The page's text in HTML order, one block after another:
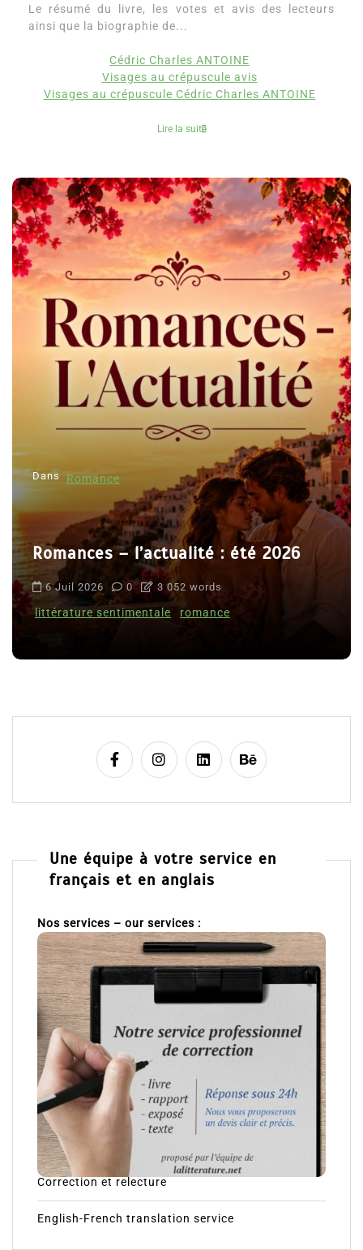
Le résumé du livre, les votes et avis des lecteurs
ainsi que la biographie de...
Cédric Charles ANTOINE
Visages au crépuscule avis
Visages au crépuscule Cédric Charles ANTOINE
Lire la suite
Dans Romance
Romances – l’actualité : été 2026
6 Juil 2026 0 3 052 words
littérature sentimentale romance
Une équipe à votre service en
français et en anglais
Nos services – our services :
Correction et relecture
English-French translation service